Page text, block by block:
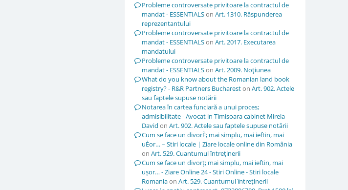
Probleme controversate privitoare la contractul de
mandat - ESSENTIALSon Art. 1310. Răspunderea
reprezentantului
Probleme controversate privitoare la contractul de
mandat - ESSENTIALSon Art. 2017. Executarea
mandatului
Probleme controversate privitoare la contractul de
mandat - ESSENTIALSon Art. 2009. Noţiunea
What do you know about the Romanian land book
registry? - R&R Partners Buchareston Art. 902. Actele
sau faptele supuse notării
Notarea în cartea funciară a unui proces;
admisibilitate - Avocat in Timisoara cabinet Mirela
David on Art. 902. Actele sau faptele supuse notării
Cum se face un divorÈ; mai simplu, mai ieftin, mai
uÈor… – Stiri locale | Ziare locale online din România
on Art. 529. Cuantumul întreţinerii
Cum se face un divorț; mai simplu, mai ieftin, mai
ușor… - Ziare Online 24 - Stiri Online - Stiri locale
Romaniaon Art. 529. Cuantumul întreţinerii